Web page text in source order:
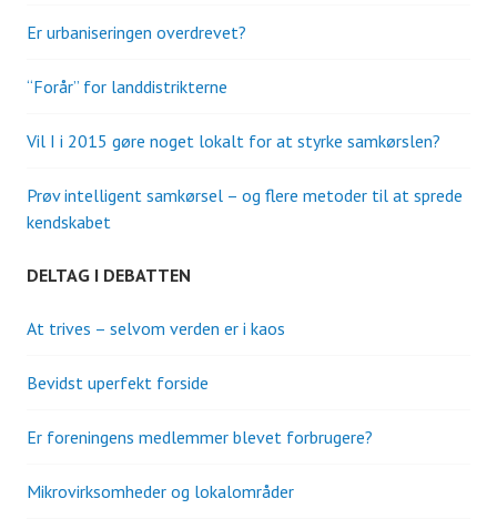
Er urbaniseringen overdrevet?
“Forår” for landdistrikterne
Vil I i 2015 gøre noget lokalt for at styrke samkørslen?
Prøv intelligent samkørsel – og flere metoder til at sprede
kendskabet
DELTAG I DEBATTEN
At trives – selvom verden er i kaos
Bevidst uperfekt forside
Er foreningens medlemmer blevet forbrugere?
Mikrovirksomheder og lokalområder